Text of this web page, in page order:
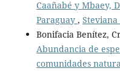
Caañabé y Mbaey,
Paraguay , Steviana
Bonifacia Benítez,
Abundancia de
comunidades